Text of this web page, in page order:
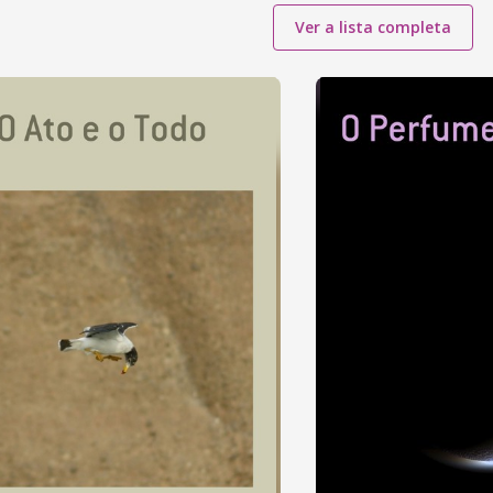
Ver a lista completa